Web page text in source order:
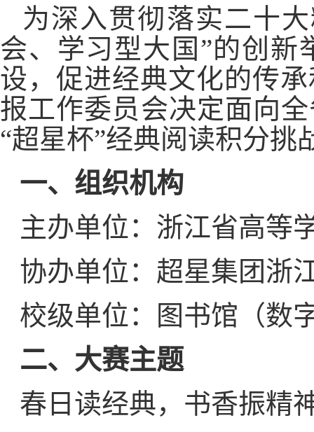
为深入贯彻落实二十
会、学习型大国”的创
设，促进经典文化的传
报工作委员会决定面向
“超星杯”经典阅读积分挑
一、 组织机构
主办单位：浙江省高等
协办单位：超星集团浙
校级单位：图书馆（数
二、 大赛主题
春日读经典，书香振精